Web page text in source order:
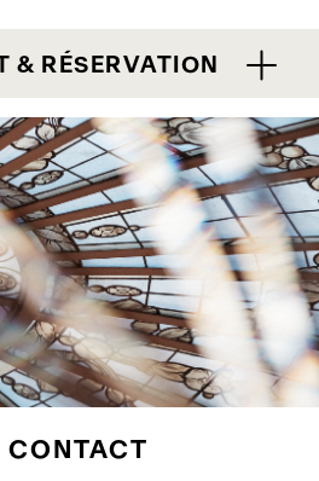
& RÉSERVATION
CONTACT